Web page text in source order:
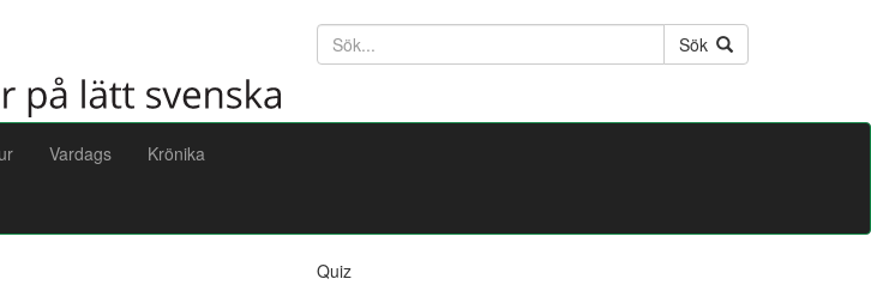
Söktext
Sök
Vardags Krönika
Quiz